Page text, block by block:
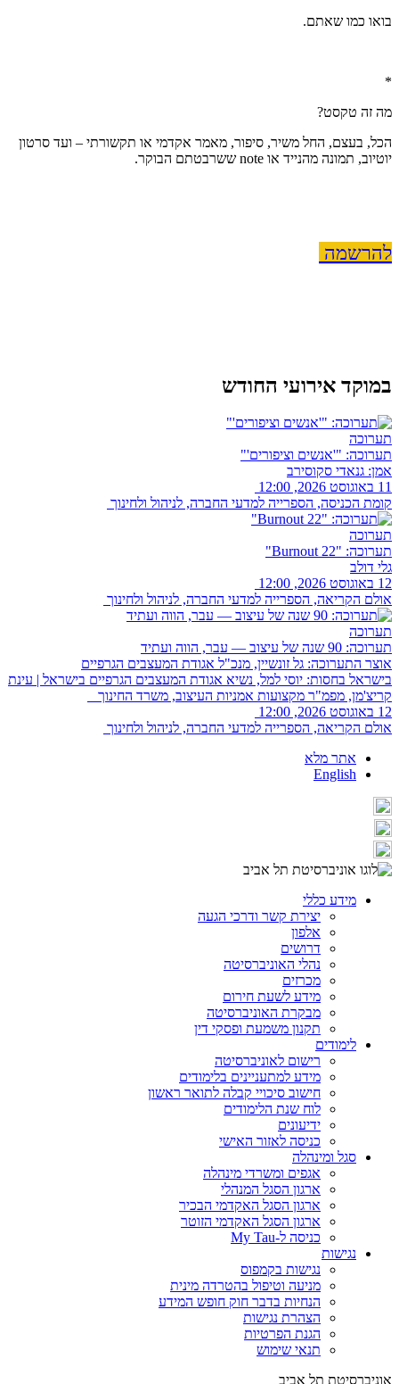
בואו כמו שאתם.
*
מה זה טקסט?
הכל, בעצם, החל משיר, סיפור, מאמר אקדמי או תקשורתי – ועד סרטון
יוטיוב, תמונה מהנייד או note ששרבטתם הבוקר.
להרשמה
במוקד אירועי החודש
תערוכה
תערוכה: "'אנשים וציפורים'"
אמן: גנאדי סקוסירב
11 באוגוסט 2026, 12:00
קומת הכניסה, הספרייה למדעי החברה, לניהול ולחינוך
תערוכה
תערוכה: "Burnout 22"
גלי דולב
12 באוגוסט 2026, 12:00
אולם הקריאה, הספרייה למדעי החברה, לניהול ולחינוך
תערוכה
תערוכה: 90 שנה של עיצוב — עבר, הווה ועתיד
אוצר התערוכה: גל זונשיין, מנכ"ל אגודת המעצבים הגרפיים
בישראל בחסות: יוסי למל, נשיא אגודת המעצבים הגרפיים בישראל | עינת
קריצ'מן, מפמ"ר מקצועות אמניות העיצוב, משרד החינוך
12 באוגוסט 2026, 12:00
אולם הקריאה, הספרייה למדעי החברה, לניהול ולחינוך
אתר מלא
English
מידע כללי
יצירת קשר ודרכי הגעה
אלפון
דרושים
נהלי האוניברסיטה
מכרזים
מידע לשעת חירום
מבקרת האוניברסיטה
תקנון משמעת ופסקי דין
לימודים
רישום לאוניברסיטה
מידע למתעניינים בלימודים
חישוב סיכויי קבלה לתואר ראשון
לוח שנת הלימודים
ידיעונים
כניסה לאזור האישי
סגל ומינהלה
אגפים ומשרדי מינהלה
ארגון הסגל המנהלי
ארגון הסגל האקדמי הבכיר
ארגון הסגל האקדמי הזוטר
כניסה ל-My Tau
נגישות
נגישות בקמפוס
מניעה וטיפול בהטרדה מינית
הנחיות בדבר חוק חופש המידע
הצהרת נגישות
הגנת הפרטיות
תנאי שימוש
אוניברסיטת תל אביב